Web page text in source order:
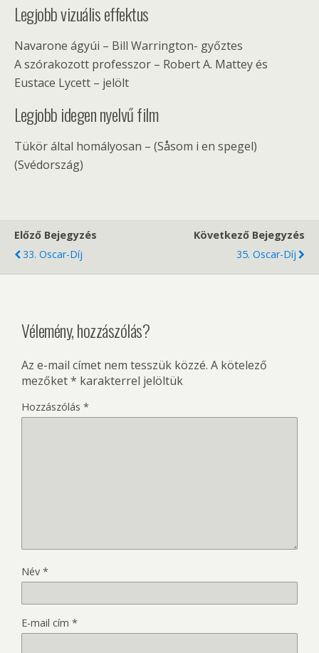
Legjobb vizuális effektus
Navarone ágyúi – Bill Warrington- győztes
A szórakozott professzor – Robert A. Mattey és
Eustace Lycett – jelölt
Legjobb idegen nyelvű film
Tükör által homályosan – (Såsom i en spegel)
(Svédország)
Előző Bejegyzés
33. Oscar-Díj
Következő Bejegyzés
35. Oscar-Díj
Vélemény, hozzászólás?
Az e-mail címet nem tesszük közzé. A kötelező
mezőket* karakterrel jelöltük
Hozzászólás *
Név *
E-mail cím *